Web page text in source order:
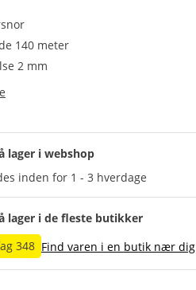
140 meter
2 mm
lager i webshop
inden for 1 - 3 hverdage
lager i de fleste butikker
348 Find varen i en butik nær dig